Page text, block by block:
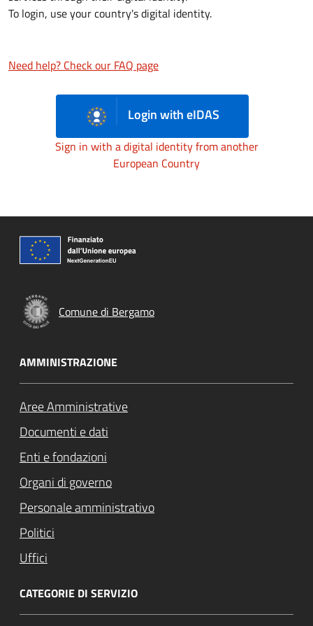
To login, use your country's digital identity.
Need help? Check our FAQ page
Login with eIDAS
Sign in with a digital identity from another
European Country
Comune di Bergamo
AMMINISTRAZIONE
Aree Amministrative
Documenti e dati
Enti e fondazioni
Organi di governo
Personale amministrativo
Politici
Uffici
CATEGORIE DI SERVIZIO